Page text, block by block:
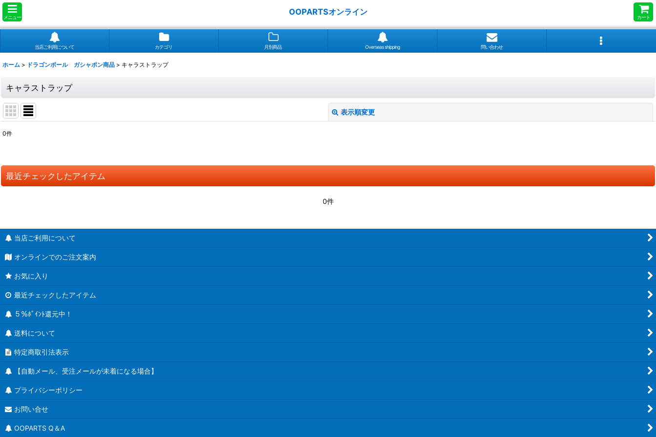
メニュー
OOPARTSオンライン
カート
当店ご利用について カテゴリ 月別商品 Overseas shipping 問い合わせ
ホーム > ドラゴンボール ガシャポン商品 > キャラストラップ
キャラストラップ
表示順変更
並び順:
0件
最近チェックしたアイテム
0件
当店ご利用について
オンラインでのご注文案内
お気に入り
最近チェックしたアイテム
５％ﾎﾟｲﾝﾄ還元中！
送料について
特定商取引法表示
【自動メール、受注メールが未着になる場合】
プライバシーポリシー
お問い合せ
OOPARTS Q＆A